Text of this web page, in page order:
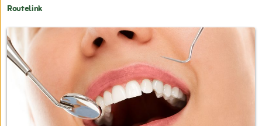
Routelink